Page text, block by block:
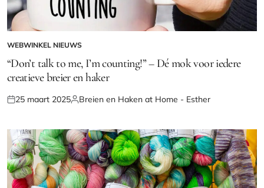
GEPLAATST
IN
WEBWINKEL NIEUWS
“Don’t talk to me, I’m counting!” – Dé mok voor iedere
creatieve breier en haker
Geplaatst
25 maart 2025Geplaatst
Breien en Haken at Home - Esther